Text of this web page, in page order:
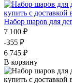
Набор шаров для
7 100 ₽
-355 ₽
6 745 ₽
В корзину